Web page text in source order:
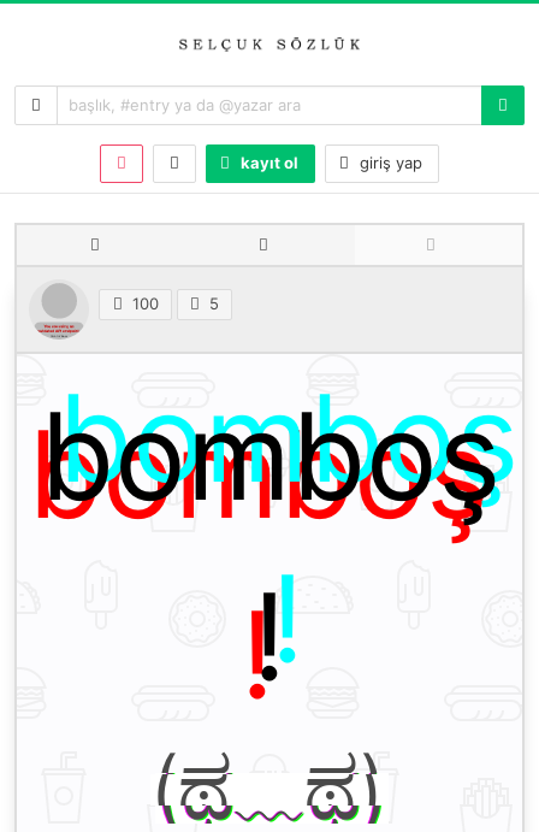
kayıt ol giriş yap
100 5
bomboş
!
(ಥ﹏ಥ)